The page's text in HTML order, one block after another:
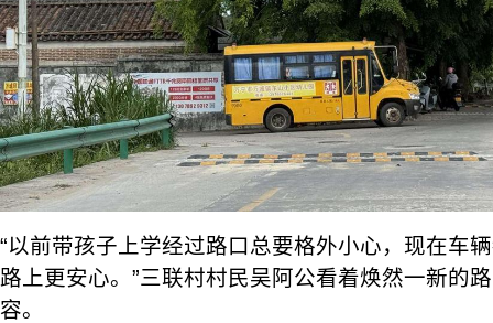
“以前带孩子上学经过路口总要格外小心，现在车
路上更安心。”三联村村民吴阿公看着焕然一新的
容。